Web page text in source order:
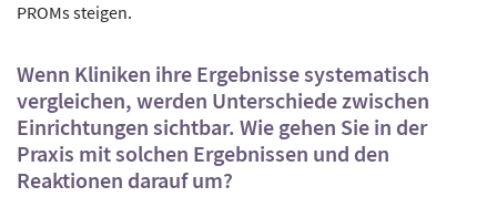
PROMs steigen.
Wenn Kliniken ihre Ergebnisse systematisch
vergleichen, werden Unterschiede zwischen
Einrichtungen sichtbar. Wie gehen Sie in der
Praxis mit solchen Ergebnissen und den
Reaktionen darauf um?